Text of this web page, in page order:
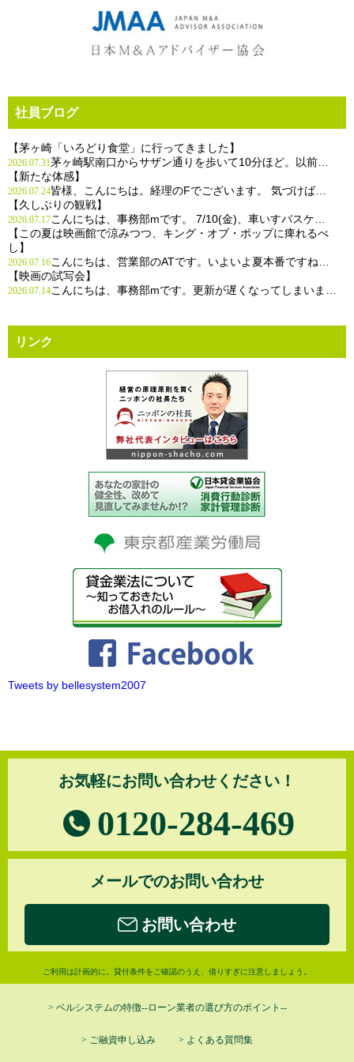
社員ブログ
【茅ヶ崎「いろどり食堂」に行ってきました】
2026.07.31茅ヶ崎駅南口からサザン通りを歩いて10分ほど。以前…
【新たな体感】
2026.07.24皆様、こんにちは。経理のFでございます。 気づけば…
【久しぶりの観戦】
2026.07.17こんにちは、事務部mです。 7/10(金)、車いすバスケ…
【この夏は映画館で涼みつつ、キング・オブ・ポップに痺れるべ
し】
2026.07.16こんにちは、営業部のATです。いよいよ夏本番ですね…
【映画の試写会】
2026.07.14こんにちは、事務部mです。更新が遅くなってしまいま…
リンク
Tweets by bellesystem2007
お気軽にお問い合わせください！
0120-284-469
メールでのお問い合わせ
お問い合わせ
ご利用は計画的に。貸付条件をご確認のうえ、借りすぎに注意しましょう。
> ベルシステムの特徴--ローン業者の選び方のポイント--
> ご融資申し込み > よくある質問集